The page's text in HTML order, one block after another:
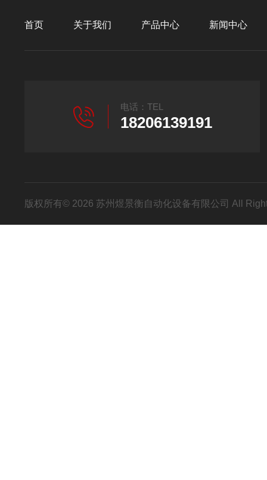
首页 关于我们 产品中心 新闻中心
电话：TEL
18206139191
版权所有© 2026 苏州煜景衡自动化设备有限公司 All